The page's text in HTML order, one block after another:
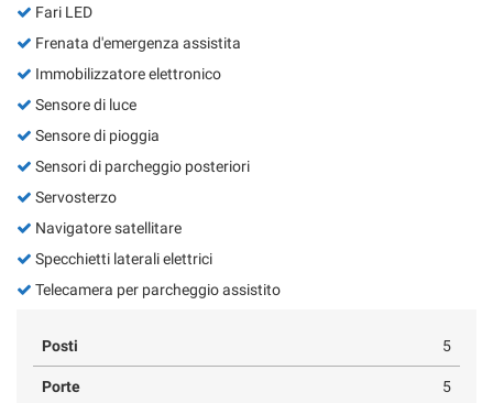
Fari LED
Frenata d'emergenza assistita
Immobilizzatore elettronico
Sensore di luce
Sensore di pioggia
Sensori di parcheggio posteriori
Servosterzo
Navigatore satellitare
Specchietti laterali elettrici
Telecamera per parcheggio assistito
Posti 5
Porte 5